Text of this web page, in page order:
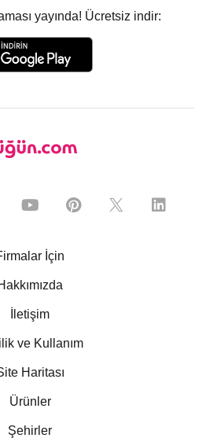
yayında! Ücretsiz indir:
İçin
İletişim
ve Kullanım
Haritası
Ürünler
Şehirler